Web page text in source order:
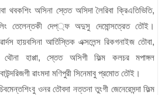
থবকশিং অসিনা স্তেত অসিদা লৈরিবা ক্রিএতিভিতি,
তেলেন্তকী দেপ্্ফ অদুসু দেমোন্সত্রেত তৌই।
হায়বসিনা আর্তিস্তিক এক্সলেন্স রিকগনাইজ তৌবা,
থৌনা হাপ্পা, স্তেত অসিগী ফিল্ম কলচর মপাঙ্গল
ৱাংমদা মণিপুরী সিনেমাবু প্রমোত তৌই।
ওনর তৌবদা নত্তনা তুংগী জেনেরেসন্দা ফিল্ম